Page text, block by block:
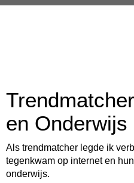
en
Als trendmatcher legde ik
tegenkwam op internet en
onderwijs.